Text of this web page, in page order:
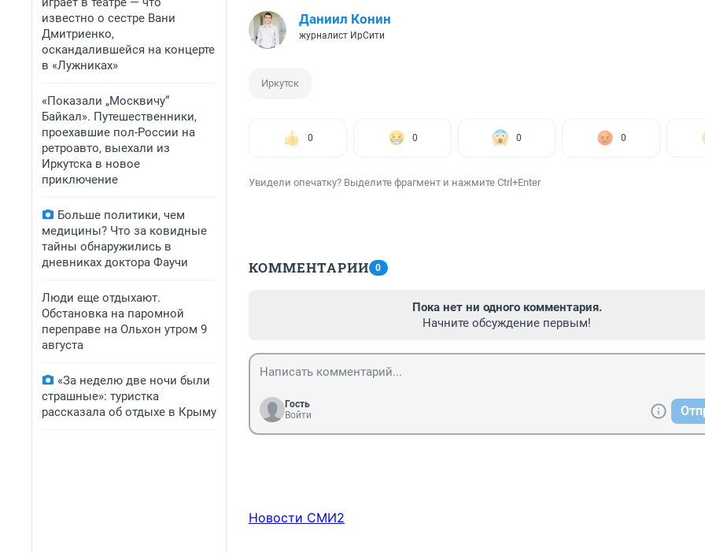
известно о сестре Вани
Дмитриенко,
оскандалившейся на концерте
в «Лужниках»
«Показали „Москвичу“
Байкал». Путешественники,
проехавшие пол-России на
ретроавто, выехали из
Иркутска в новое
приключение
Больше политики, чем
медицины? Что за ковидные
тайны обнаружились в
дневниках доктора Фаучи
Люди еще отдыхают.
Обстановка на паромной
переправе на Ольхон утром 9
августа
«За неделю две ночи были
страшные»: туристка
рассказала об отдыхе в Крыму
Даниил Конин
журналист ИрСити
Иркутск
0 0 0 0
Увидели опечатку? Выделите фрагмент и нажмите Ctrl+Enter
КОММЕНТАРИИ 0
Пока нет ни одного комментария.
Начните обсуждение первым!
Гость
Войти
Новости СМИ2